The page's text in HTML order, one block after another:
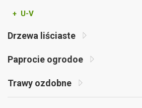
+ U-V
Drzewa liściaste
Paprocie ogrodoe
Trawy ozdobne